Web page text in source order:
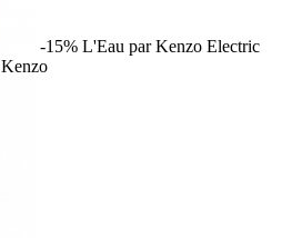
-15% L'Eau par Kenzo Electric
Kenzo